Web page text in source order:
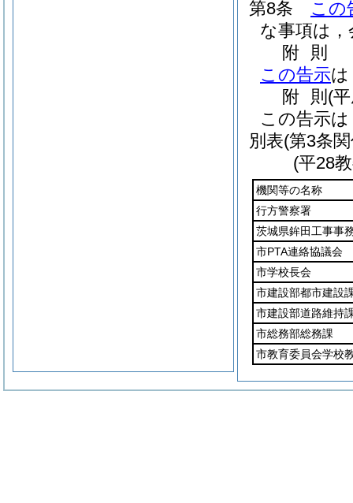
第8条
この
な事項は
附 則
この告示は
附 則 (
この告示
別表(第3条
(平28
機関等の名称
行方警察署
茨城県鉾田工事事
市PTA連絡協議会
市学校長会
市建設部都市建設
市建設部道路維持
市総務部総務課
市教育委員会学校